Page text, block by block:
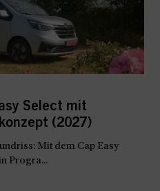
Select mit
(2027)
Mit dem Cap Easy
Progra...